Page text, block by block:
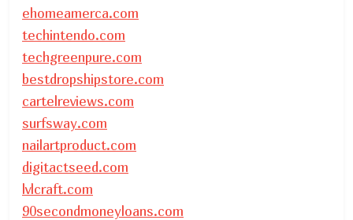
ehomeamerca.com
techintendo.com
techgreenpure.com
bestdropshipstore.com
cartelreviews.com
surfsway.com
nailartproduct.com
digitactseed.com
lvlcraft.com
90secondmoneyloans.com